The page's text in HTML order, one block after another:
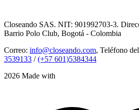
Closeando SAS. NIT: 901992703-3.
Barrio Polo Club, Bogotá - Colombia
Correo: info@closeando.com, Teléfono
3539133 /(+57 601)5384344
2026 Made with